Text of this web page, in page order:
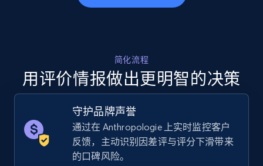
Walmart - products - Collects products by
specific keywords
URL, Final price, Sku, Currency, Gtin,
Specifications, Image urls, Top reviews, and
more.
简化流程
用评价情报做出更明智的决策
守护品牌声誉
通过在 Anthropologie 上实时监控客户
反馈，主动识别因差评与评分下滑带来
的口碑风险。